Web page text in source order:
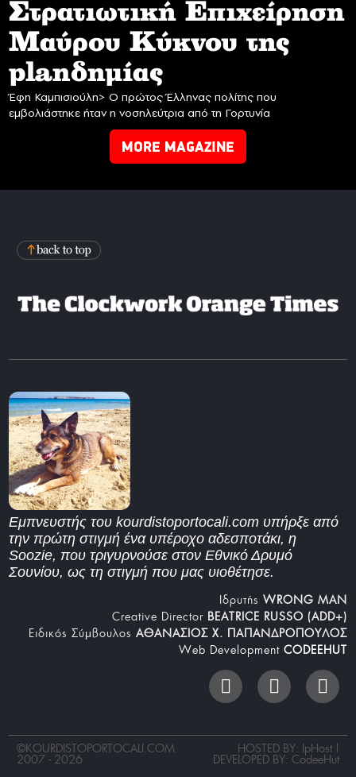
Στρατιωτική Επιχείρηση
Mαύρου Κύκνου της
planδημίας
Έφη Καμπισιούλη> Ο πρώτος Έλληνας πολίτης που
εμβολιάστηκε ήταν η νοσηλεύτρια από τη Γορτυνία
MORE MAGAZINE
Εμπνευστής του kourdistoportocali.com υπήρξε από
την πρώτη στιγμή ένα υπέροχο αδεσποτάκι, η
Soozie, που τριγυρνούσε στον Εθνικό Δρυμό
Σουνίου, ως τη στιγμή που μας υιοθέτησε.
Iδρυτής WRONG MAN
Creative Director BEATRICE RUSSO (ADD+)
Ειδικός Σύμβουλος ΑΘΑΝΑΣΙΟΣ Χ. ΠΑΠΑΝΔΡΟΠΟΥΛΟΣ
Web Development CODEEHUT
©KOURDISTOPORTOCALI.COM
2007 - 2026
HOSTED BY: IpHost |
DEVELOPED BY: CodeeHut